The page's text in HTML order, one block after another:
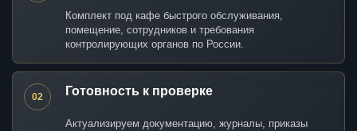
Комплект под кафе быстрого обслуживания,
помещение, сотрудников и требования
контролирующих органов по России.
02 Готовность к проверке
Актуализируем документацию, журналы, приказы